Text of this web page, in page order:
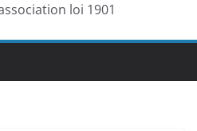
loi 1901